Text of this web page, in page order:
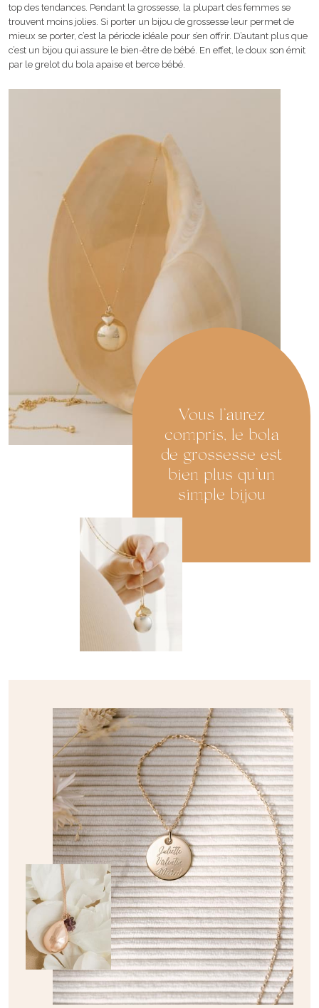
top des tendances. Pendant la grossesse, la plupart des femmes se
trouvent moins jolies. Si porter un bijou de grossesse leur permet de
mieux se porter, c’est la période idéale pour s’en offrir. D’autant plus que
c’est un bijou qui assure le bien-être de bébé. En effet, le doux son émit
par le grelot du bola apaise et berce bébé.
Vous l’aurez
compris, le bola
de grossesse est
bien plus qu’un
simple bijou